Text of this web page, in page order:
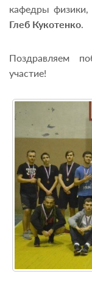
кафедры
Глеб Кукотенко.
Поздравляем
участие!